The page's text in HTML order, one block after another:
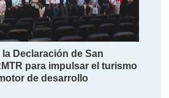
la Declaración de San
para impulsar el turismo
de desarrollo